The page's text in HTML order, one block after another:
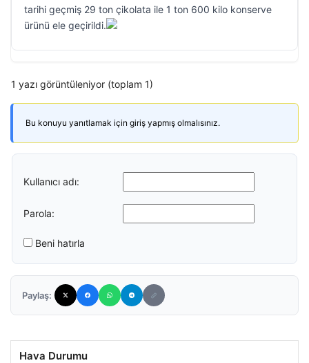
tarihi geçmiş 29 ton çikolata ile 1 ton 600 kilo konserve
ürünü ele geçirildi.
1 yazı görüntüleniyor (toplam 1)
Bu konuyu yanıtlamak için giriş yapmış olmalısınız.
Kullanıcı adı:
Parola:
Beni hatırla
Paylaş:
Hava Durumu